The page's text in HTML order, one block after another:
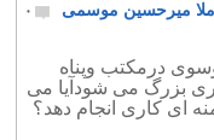
میرحسین موسمی ۰
درمکتب وپناه
بزرگ می شودآیا می
ای کاری انجام دهد؟